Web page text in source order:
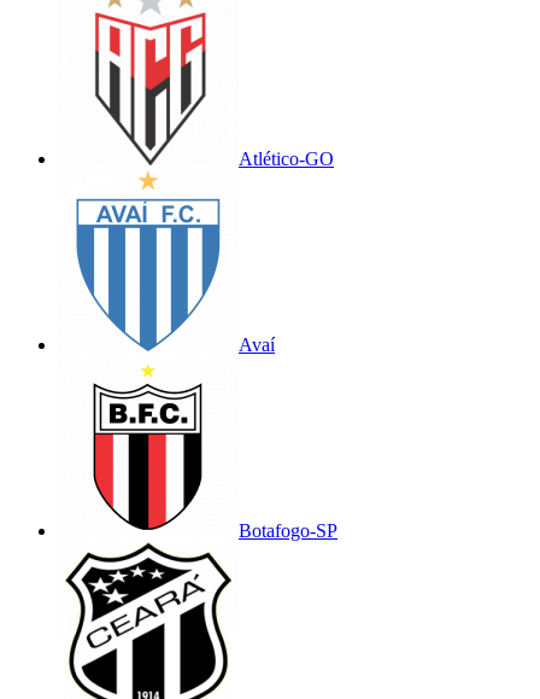
Atlético-GO
Avaí
Botafogo-SP